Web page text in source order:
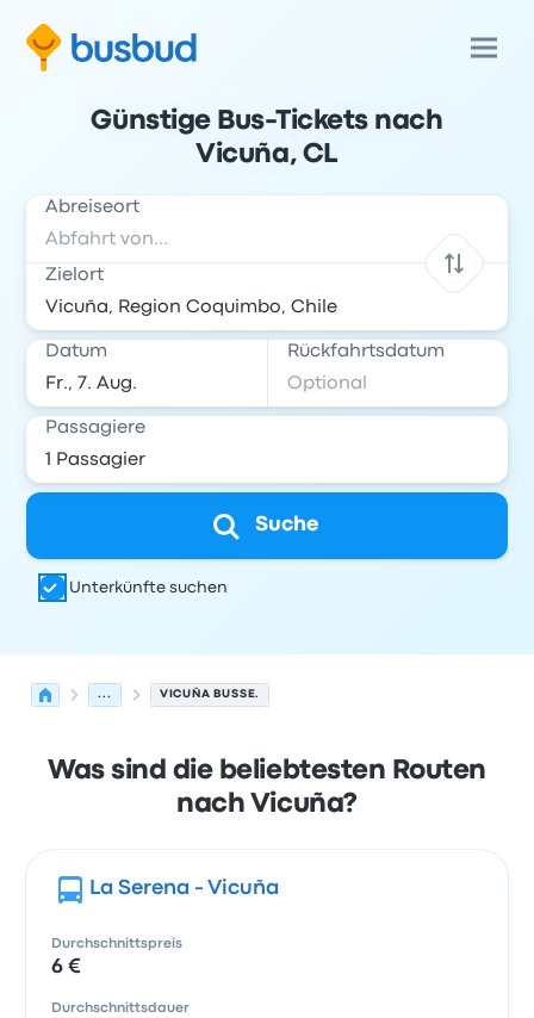
Günstige Bus-Tickets nach
Vicuña, CL
Abreiseort
Zielort
Datum Rückfahrtsdatum
Passagiere
Suche
Unterkünfte suchen
... VICUÑA BUSSE.
Was sind die beliebtesten Routen
nach Vicuña?
La Serena - Vicuña
Durchschnittspreis
6 €
Durchschnittsdauer